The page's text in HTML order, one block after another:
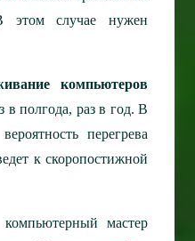
этом случае нужен
компьютеров
в полгода, раз в год. В
перегрева
к скоропостижной
мастер